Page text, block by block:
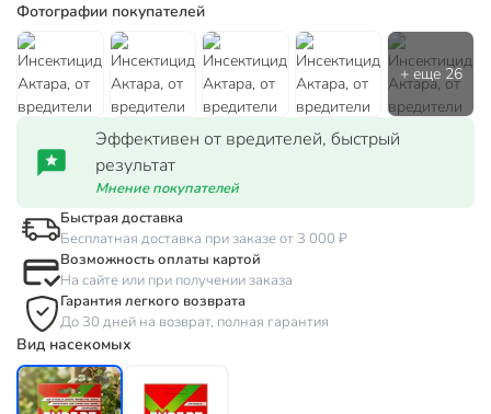
Фотографии покупателей
Эффективен от вредителей, быстрый
результат
Мнение покупателей
Быстрая доставка
Бесплатная доставка при заказе от 3 000 ₽
Возможность оплаты картой
На сайте или при получении заказа
Гарантия легкого возврата
До 30 дней на возврат, полная гарантия
Вид насекомых